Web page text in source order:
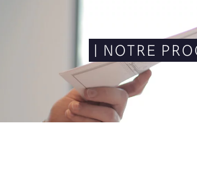
| NOTRE